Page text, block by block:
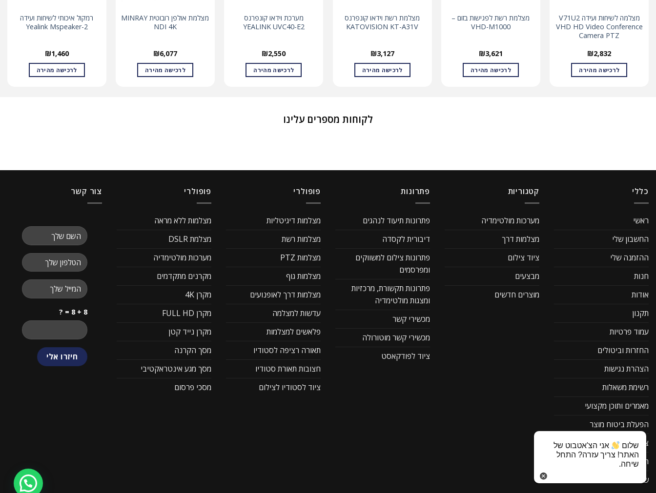
מצלמה לשיחות ועידה V71U2
VHD HD Video Conference
Camera PTZ
₪2,832
לרכישה מהירה
מצלמת רשת לפגישות בזום –
VHD-M1000
₪3,621
לרכישה מהירה
מצלמת רשת וידאו קונפרנס
KATOVISION KT-A31V
₪3,127
לרכישה מהירה
מערכת וידאו קונפרנס
YEALINK UVC40-E2
₪2,550
לרכישה מהירה
מצלמת אולפן רובוטית MINRAY
NDI 4K
₪6,077
לרכישה מהירה
רמקול איכותי לשיחות ועידה
Yealink Mspeaker-2
₪1,460
לרכישה מהירה
לקוחות מספרים עלינו
כללי
ראשי
החשבון שלי
ההזמנה שלי
חנות
אודות
תקנון
עמוד פרטיות
החזרות וביטולים
הצהרת נגישות
רשימת משאלות
מאמרים ותוכן מקצועי
הפעלת ביטוח מוצר
צור קשר
תוכנה להורדה F1
שאלות ותשובות
קטגוריות
מערכות מולטימדיה
מצלמות דרך
ציוד צילום
מבצעים
מוצרים חדשים
פתרונות
פתרונות תיעוד לנהגים
דיבורית לקסדה
פתרונות צילום למשווקים
ומפרסמים
פתרונות תקשורת, מרכזיות
ומצגות מולטימדיה
מכשירי קשר
מכשירי קשר מוטורולה
ציוד לפודקאסט
פופולרי
מצלמות דיגיטליות
מצלמות רשת
מצלמות PTZ
מצלמות גוף
מצלמות דרך לאופנועים
עדשות למצלמה
פלאשים למצלמות
תאורה רציפה לסטודיו
חצובות תאורת סטודיו
ציוד לסטודיו לצילום
פופולרי
מצלמות ללא מראה
מצלמת DSLR
מערכות מולטימדיה
מקרנים מתקדמים
מקרן 4K
מקרן FULL HD
מקרן נייד קטן
מסך הקרנה
מסך מגע אינטראקטיבי
מסכי פרסום
צור קשר
8 + 8 = ?
שלום
אני הצ'אטבוט של
האתר! צריך עזרה? התחל
שיחה.